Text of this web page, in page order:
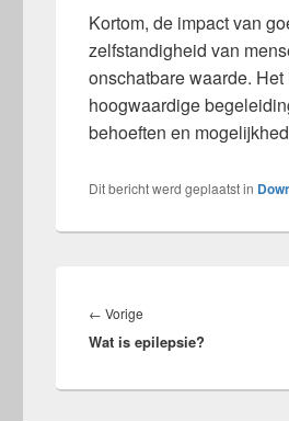
Kortom, de impact van
zelfstandigheid van
onschatbare waarde.
hoogwaardige
behoeften en
Dit bericht werd geplaatst in
navigatie
← Vorige
bericht:
Wat is epilepsie?